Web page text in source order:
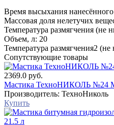
Время высыхания
Массовая доля нелетучих
Температура размягчения (не
Объем, л: 20
Температура размягчения2
Сопутствующие товары
2369.0 руб.
Мастика ТехноНИКОЛЬ №24
Производитель: ТехноНиколь
Купить